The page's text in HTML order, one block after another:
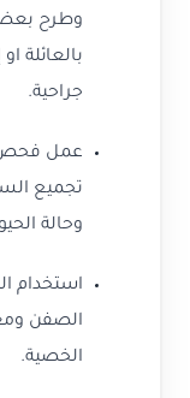
وطرح بعض
بالعائلة
جراحية.
عمل فحص
تجميع
وحالة
استخدام
الصفن
الخصية.